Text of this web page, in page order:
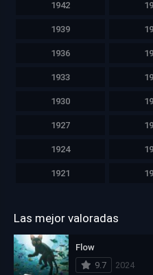
1942
1939
1936
1933
1930
1927
1924
1921
Las mejor valoradas
Flow
9.7
2024